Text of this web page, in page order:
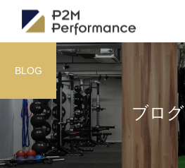
ブログ
BLOG